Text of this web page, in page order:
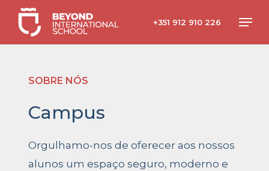
Skip
main
+351 912 910 226 Menu
SOBRE NÓS
Campus
Orgulhamo-nos de oferecer aos nossos
alunos um espaço seguro, moderno e